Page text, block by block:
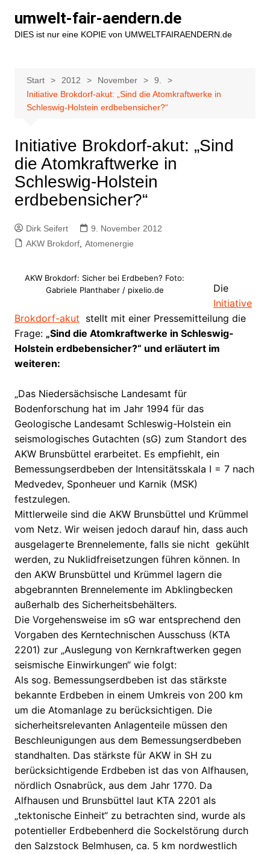
Inhalt
springen
umwelt-fair-aendern.de
DIES ist nur eine KOPIE von UMWELTFAIRAENDERN.de
Start 2012 November
9.
Initiative Brokdorf-akut: „Sind die Atomkraftwerke in
Schleswig-Holstein erdbebensicher?“
Initiative Brokdorf-akut: „Sind
die Atomkraftwerke in
Schleswig-Holstein
erdbebensicher?“
Dirk Seifert
9. November 2012
AKW Brokdorf, Atomenergie
AKW Brokdorf: Sicher bei Erdbeben? Foto:
Gabriele Planthaber / pixelio.de
Die
Initiative
Brokdorf-akut stellt mit einer Pressemitteilung die
Frage: „Sind die Atomkraftwerke in Schleswig-
Holstein erdbebensicher?“ und erläutert im
weiteren:
„Das Niedersächsische Landesamt für
Bodenforschung hat im Jahr 1994 für das
Geologische Landesamt Schleswig-Holstein ein
seismologisches Gutachten (sG) zum Standort des
AKW Brunsbüttel erarbeitet. Es empfiehlt, ein
Bemessungserdbeben der Intensitätsskala I = 7 nach
Medvedev, Sponheuer und Karnik (MSK)
festzulegen.
Mittlerweile sind die AKW Brunsbüttel und Krümmel
vom Netz. Wir weisen jedoch darauf hin, dass auch
ausgelagerte Brennelemente, falls sie nicht gekühlt
werden, zu Nuklidfreisetzungen führen können. In
den AKW Brunsbüttel und Krümmel lagern die
abgebrannten Brennelemente im Abklingbecken
außerhalb des Sicherheitsbehälters.
Die Vorgehensweise im sG war entsprechend den
Vorgaben des Kerntechnischen Ausschuss (KTA
2201) zur „Auslegung von Kernkraftwerken gegen
seismische Einwirkungen“ wie folgt:
Als sog. Bemessungserdbeben ist das stärkste
bekannte Erdbeben in einem Umkreis von 200 km
um die Atomanlage zu berücksichtigen. Die
sicherheitsrelevanten Anlagenteile müssen den
Beschleunigungen aus dem Bemessungserdbeben
standhalten. Das stärkste für AKW in SH zu
berücksichtigende Erdbeben ist das von Alfhausen,
nördlich Osnabrück, aus dem Jahr 1770. Da
Alfhausen und Brunsbüttel laut KTA 2201 als
„tektonische Einheit“ zu betrachten sind, wurde als
potentieller Erdbebenherd die Sockelstörung durch
den Salzstock Belmhusen, ca. 5 km nordwestlich